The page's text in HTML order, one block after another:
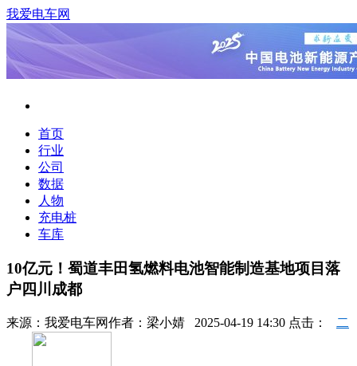
我爱电车网
首页
行业
公司
数据
人物
充电桩
车库
10亿元！蜀道丰田氢燃料电池智能制造基地项目落
户四川成都
来源： 我爱电车网作者： 梁小婧 2025-04-19 14:30 点击： 二